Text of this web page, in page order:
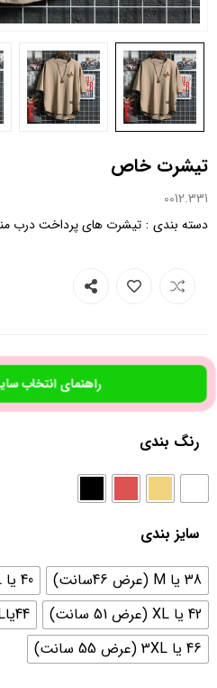
تیشرت خاص
0012.331
دسته بندی : تیشرت های پرداخت درب
راهنمای انتخاب
رنگ بندی
سایز بندی
38 یا M (عرض 46سانت)
40 یا L (عرض 48 سانت)
42 یا XL (عرض 51 سانت)
44یاXXL (عرض 53 سانت)
46 یا 3XL (عرض 55 سانت)